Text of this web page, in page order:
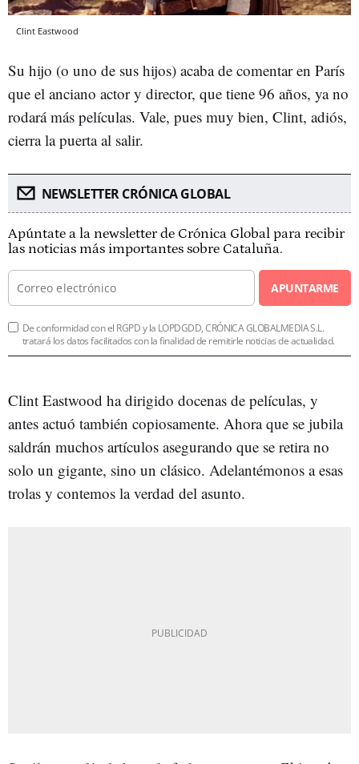
Clint Eastwood
Su hijo (o uno de sus hijos) acaba de comentar en París
que el anciano actor y director, que tiene 96 años, ya no
rodará más películas. Vale, pues muy bien, Clint, adiós,
cierra la puerta al salir.
NEWSLETTER CRÓNICA GLOBAL
Apúntate a la newsletter de Crónica Global para recibir
las noticias más importantes sobre Cataluña.
APUNTARME
De conformidad con el RGPD y la LOPDGDD, CRÓNICA GLOBALMEDIA S.L.
tratará los datos facilitados con la finalidad de remitirle noticias de actualidad.
Clint Eastwood ha dirigido docenas de películas, y
antes actuó también copiosamente. Ahora que se jubila
saldrán muchos artículos asegurando que se retira no
solo un gigante, sino un clásico. Adelantémonos a esas
trolas y contemos la verdad del asunto.